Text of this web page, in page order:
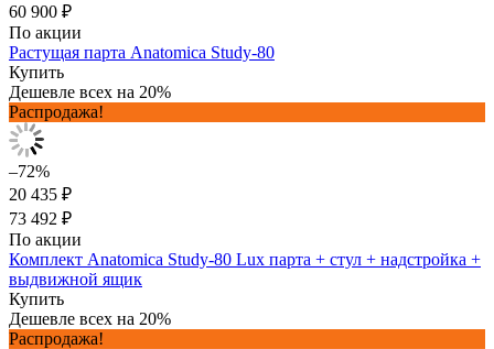
60 900 ₽
По акции
Растущая парта Anatomica Study-80
Купить
Дешевле всех на 20%
Распродажа!
–72%
20 435 ₽
73 492 ₽
По акции
Комплект Anatomica Study-80 Lux парта + стул + надстройка +
выдвижной ящик
Купить
Дешевле всех на 20%
Распродажа!